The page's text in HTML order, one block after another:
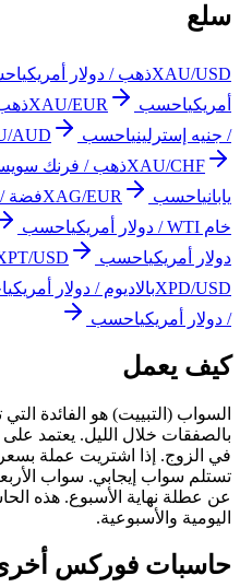
سلع
XAU/USDذهب / دولار أمريكي
أمريكياحسب XAU/EUR
/ جنيه إسترلينياحسب AUD
XAU/CHFذهب / فرنك
يابانياحسب XAG/EURفضة /
خام WTI / دولار أمريكي
احسب
دولار أمريكياحسب USD
XPD/USDبالاديوم / دولار أمريكي
/ دولار أمريكياحسب
كيف يعمل
السواب (التبييت) هو الفائدة
بالصفقات خلال الليل. يعتمد على
في الزوج. إذا اشتريت عملة بسعر
تستلم سواب إيجابي. سواب
عن عطلة نهاية الأسبوع. هذه
اليومية والأسبوعية.
حاسبات فوركس